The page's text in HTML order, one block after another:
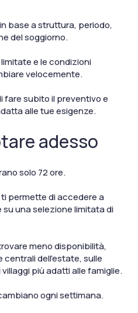
base a struttura, periodo,
del soggiorno.
e le condizioni
velocemente.
fare subito il preventivo e
alle tue esigenze.
adesso
solo 72 ore.
permette di accedere a
una selezione limitata di
meno disponibilità,
dell’estate, sulle
più adatti alle famiglie.
ogni settimana.